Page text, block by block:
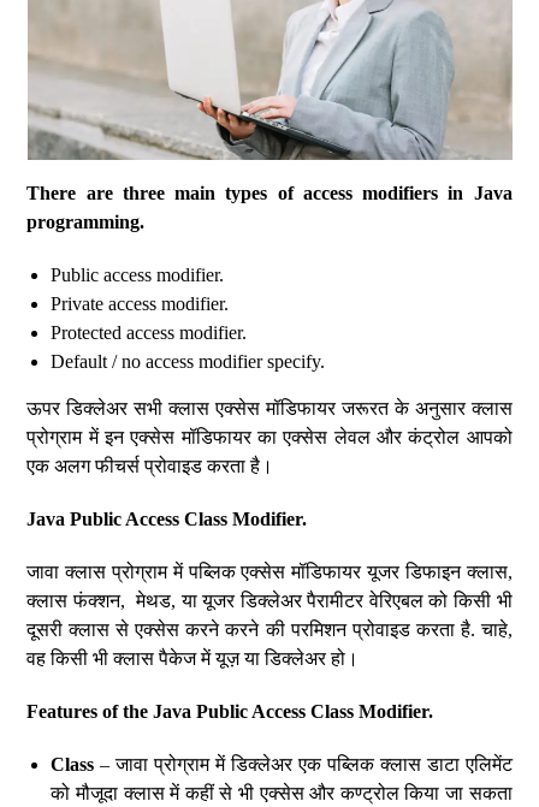
There are three main types of access modifiers in Java
programming.
Public access modifier.
Private access modifier.
Protected access modifier.
Default / no access modifier specify.
ऊपर डिक्लेअर सभी क्लास एक्सेस मॉडिफायर जरूरत के अनुसार क्लास
प्रोग्राम में इन एक्सेस मॉडिफायर का एक्सेस लेवल और कंट्रोल आपको
एक अलग फीचर्स प्रोवाइड करता है।
Java Public Access Class Modifier.
जावा क्लास प्रोग्राम में पब्लिक एक्सेस मॉडिफायर यूजर डिफाइन क्लास,
क्लास फंक्शन, मेथड, या यूजर डिक्लेअर पैरामीटर वेरिएबल को किसी भी
दूसरी क्लास से एक्सेस करने करने की परमिशन प्रोवाइड करता है. चाहे,
वह किसी भी क्लास पैकेज में यूज़ या डिक्लेअर हो।
Features of the Java Public Access Class Modifier.
Class – जावा प्रोग्राम में डिक्लेअर एक पब्लिक क्लास डाटा एलिमेंट
को मौजूदा क्लास में कहीं से भी एक्सेस और कण्ट्रोल किया जा सकता